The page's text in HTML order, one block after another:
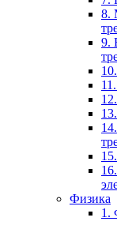
8.
9.
Физика
1.